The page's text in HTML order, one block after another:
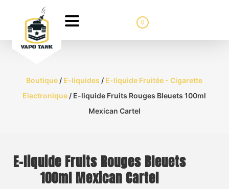
0
Boutique / E-liquides / E-liquide Fruitée - Cigarette
Electronique / E-liquide Fruits Rouges Bleuets 100ml
Mexican Cartel
E-liquide Fruits Rouges Bleuets
100ml Mexican Cartel